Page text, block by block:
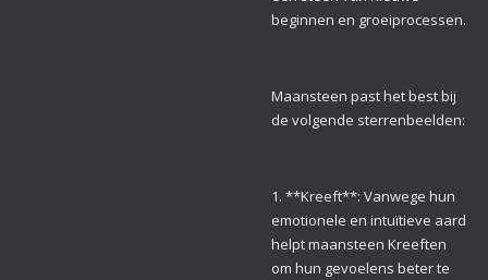
beginnen en groeiprocessen.
Maansteen past het best bij
de volgende sterrenbeelden:
1. **Kreeft**: Vanwege hun
emotionele en intuïtieve aard
helpt maansteen Kreeften
om hun gevoelens beter te